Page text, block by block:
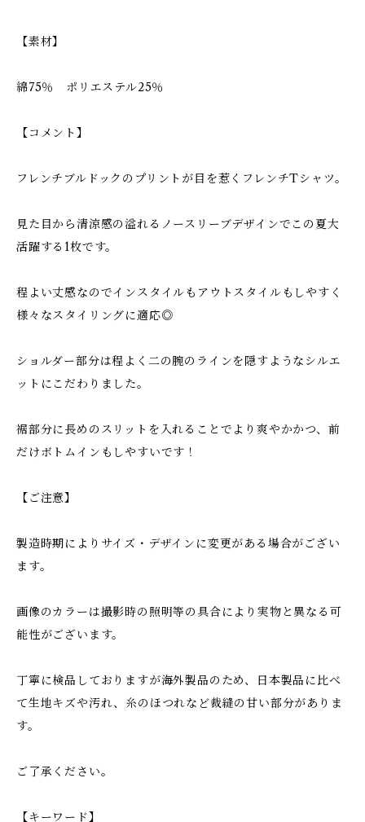
【素材】
綿75％ ポリエステル25％
【コメント】
フレンチブルドックのプリントが目を惹くフレンチTシャツ。
見た目から清涼感の溢れるノースリーブデザインでこの夏大
活躍する1枚です。
程よい丈感なのでインスタイルもアウトスタイルもしやすく
様々なスタイリングに適応◎
ショルダー部分は程よく二の腕のラインを隠すようなシルエ
ットにこだわりました。
裾部分に長めのスリットを入れることでより爽やかかつ、前
だけボトムインもしやすいです！
【ご注意】
製造時期によりサイズ・デザインに変更がある場合がござい
ます。
画像のカラーは撮影時の照明等の具合により実物と異なる可
能性がございます。
丁寧に検品しておりますが海外製品のため、日本製品に比べ
て生地キズや汚れ、糸のほつれなど裁縫の甘い部分がありま
す。
ご了承ください。
【キーワード】